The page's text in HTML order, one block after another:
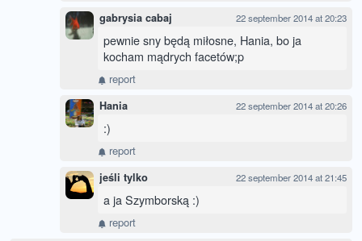
gabrysia cabaj 22 september 2014 at 20:23
pewnie sny będą miłosne, Hania, bo ja
kocham mądrych facetów;p
report
Hania 22 september 2014 at 20:26
:)
report
jeśli tylko 22 september 2014 at 21:45
a ja Szymborską :)
report